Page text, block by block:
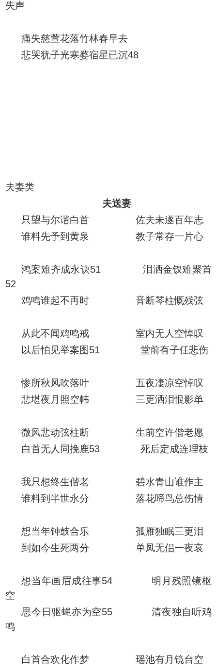
失声
痛失慈萱花落竹林春早去
悲哭犹子光寒婺宿星已沉48
夫妻类
夫送妻
只望与尔谐白首 佐夫未遂百年志
谁料先予到黄泉 教子常存一片心
鸿案难齐成永诀51 泪洒金钗难聚首
52
鸡鸣谁起不再时 音断琴柱慨残弦
从此不闻鸡鸣戒 室内无人空悼叹
以后怕见举案图51 堂前有子任悲伤
惨所秋风吹落叶 五夜凄凉空悼叹
悲堪夜月照空帏 三更洒泪恨影单
微风悲动弦柱断 生前空许偕老愿
白首无人同挽鹿53 死后定成连理枝
我只想终生偕老 碧水青山谁作主
谁料到半世永分 落花啼鸟总伤情
想当年钟鼓合乐 孤雁独眠三更泪
到如今生死两分 单凤无侣一夜哀
想当年画眉成往事54 明月残照镜枢
空
思今日驱蝇亦为空55 清夜独自听鸡
鸣
白首合欢化作梦 瑶池有月镜台空